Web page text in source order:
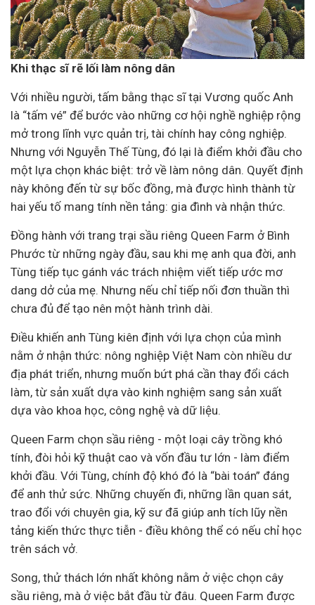
Khi thạc sĩ rẽ lối làm nông dân
Với nhiều người, tấm bằng thạc sĩ tại Vương quốc Anh
là “tấm vé” để bước vào những cơ hội nghề nghiệp rộng
mở trong lĩnh vực quản trị, tài chính hay công nghiệp.
Nhưng với Nguyễn Thế Tùng, đó lại là điểm khởi đầu cho
một lựa chọn khác biệt: trở về làm nông dân. Quyết định
này không đến từ sự bốc đồng, mà được hình thành từ
hai yếu tố mang tính nền tảng: gia đình và nhận thức.
Đồng hành với trang trại sầu riêng Queen Farm ở Bình
Phước từ những ngày đầu, sau khi mẹ anh qua đời, anh
Tùng tiếp tục gánh vác trách nhiệm viết tiếp ước mơ
dang dở của mẹ. Nhưng nếu chỉ tiếp nối đơn thuần thì
chưa đủ để tạo nên một hành trình dài.
Điều khiến anh Tùng kiên định với lựa chọn của mình
nằm ở nhận thức: nông nghiệp Việt Nam còn nhiều dư
địa phát triển, nhưng muốn bứt phá cần thay đổi cách
làm, từ sản xuất dựa vào kinh nghiệm sang sản xuất
dựa vào khoa học, công nghệ và dữ liệu.
Queen Farm chọn sầu riêng - một loại cây trồng khó
tính, đòi hỏi kỹ thuật cao và vốn đầu tư lớn - làm điểm
khởi đầu. Với Tùng, chính độ khó đó là “bài toán” đáng
để anh thử sức. Những chuyến đi, những lần quan sát,
trao đổi với chuyên gia, kỹ sư đã giúp anh tích lũy nền
tảng kiến thức thực tiễn - điều không thể có nếu chỉ học
trên sách vở.
Song, thử thách lớn nhất không nằm ở việc chọn cây
sầu riêng, mà ở việc bắt đầu từ đâu. Queen Farm được